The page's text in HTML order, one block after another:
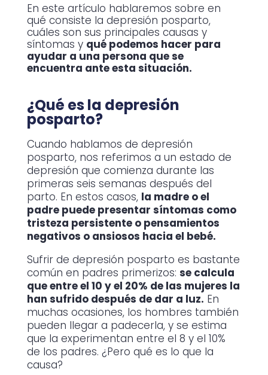
En este artículo hablaremos sobre en
qué consiste la depresión posparto,
cuáles son sus principales causas y
síntomas y qué podemos hacer para
ayudar a una persona que se
encuentra ante esta situación.
¿Qué es la depresión
posparto?
Cuando hablamos de depresión
posparto, nos referimos a un estado de
depresión que comienza durante las
primeras seis semanas después del
parto. En estos casos, la madre o el
padre puede presentar síntomas como
tristeza persistente o pensamientos
negativos o ansiosos hacia el bebé.
Sufrir de depresión posparto es bastante
común en padres primerizos: se calcula
que entre el 10 y el 20% de las mujeres la
han sufrido después de dar a luz. En
muchas ocasiones, los hombres también
pueden llegar a padecerla, y se estima
que la experimentan entre el 8 y el 10%
de los padres. ¿Pero qué es lo que la
causa?